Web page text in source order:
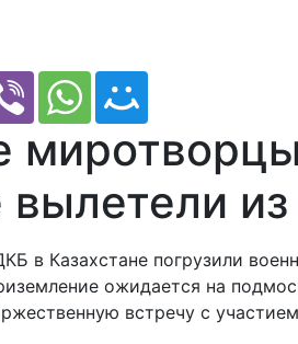
вылетели
в Казахстане погрузили
ожидается на
встречу с